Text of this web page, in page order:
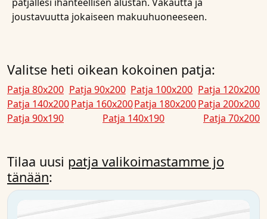
joustavuutta jokaiseen makuuhuoneeseen.
Valitse heti oikean kokoinen patja:
Patja 80x200 Patja 90x200 Patja 100x200 Patja 120x200
Patja 140x200Patja 160x200Patja 180x200Patja 200x200
Patja 90x190
Patja 140x190 Patja 70x200
Tilaa uusi patja valikoimastamme jo
tänään: